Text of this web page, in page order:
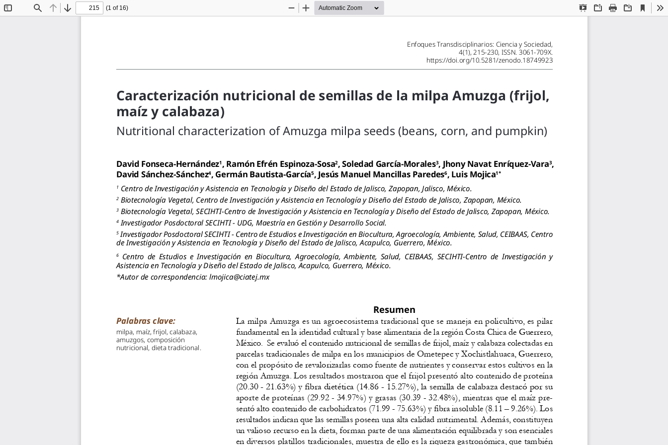
Find Previous
Next
(1 of 16)
Presentation
OpenPrint Download
Current
View
Zoom
Zoom
Caracterización nutricional de semillas de la milpa Amuzga (frijol,
maíz y calabaza)
Nutritional characterization of Amuzga milpa seeds (beans, corn, and pumpkin)
David Fonseca-Hernández1 , Ramón Efrén Espinoza-Sosa2, Soledad García-Morales3, Jhony Navat Enríquez-Vara3,
David Sánchez-Sánchez4, Germán Bautista-García5 , Jesús Manuel Mancillas Paredes6, Luis Mojica1*
1 Centro de Investigación y Asistencia en Tecnología y Diseño del Estado de Jalisco, Zapopan, Jalisco, México.
2 Biotecnología Vegetal, Centro de Investigación y Asistencia en Tecnología y Diseño del Estado de Jalisco, Zapopan, México.
3 Biotecnología Vegetal, SECIHTI-Centro de Investigación y Asistencia en Tecnología y Diseño del Estado de Jalisco, Zapopan, México.
4 Investigador Posdoctoral SECIHTI - UDG, Maestría en Gestión y Desarrollo Social.
5 Investigador Posdoctoral SECIHTI - Centro de Estudios e Investigación en Biocultura, Agroecología, Ambiente, Salud, CEIBAAS, Centro
de Investigación y Asistencia en Tecnología y Diseño del Estado de Jalisco, Acapulco, Guerrero, México.
6
Centro  de  Estudios  e  Investigación  en  Biocultura,  Agroecología,  Ambiente,  Salud,  CEIBAAS,  SECIHTI-Centro  de  Investigación  y
Asistencia en Tecnología y Diseño del Estado de Jalisco, Acapulco, Guerrero, México.
*Autor de correspondencia: lmojica@ciatej.mx
Palabras clave:
milpa, maíz, frijol, calabaza,
amuzgos, composición
nutricional, dieta tradicional.
Enfoques Transdisciplinarios: Ciencia y Sociedad,
4(1), 215-230, ISSN. 3061-709X.
https://doi.org/10.5281/zenodo.18749923
Resumen
La milpa Amuzga es un agroecosistema tradicional que se maneja en policultivo, es pilar
fundamental en la identidad cultural y base alimentaria de la región Costa Chica de Guerrero,
México.  Se evaluó el contenido nutricional de semillas de frijol, maíz y calabaza colectadas en
parcelas tradicionales de milpa en los municipios de Ometepec y Xochistlahuaca, Guerrero,
con el propósito de revalorizarlas como fuente de nutrientes y conservar estos cultivos en la
región Amuzga. Los resultados mostraron que el frijol presentó alto contenido de proteína
(20.30 - 21.63%) y fibra dietética (14.86 - 15.27%), la semilla de calabaza destacó por su
aporte de proteínas (29.92 - 34.97%) y grasas (30.39 - 32.48%), mientras que el maíz pre-
sentó alto contenido de carbohidratos (71.99 - 75.63%) y fibra insoluble (8.11 – 9.26%). Los
resultados indican que las semillas poseen una alta calidad nutrimental. Además, constituyen
un valioso recurso en la dieta, forman parte de una alimentación equilibrada y son esenciales
en diversos platillos tradicionales, muestra de ello es la riqueza gastronómica, que también